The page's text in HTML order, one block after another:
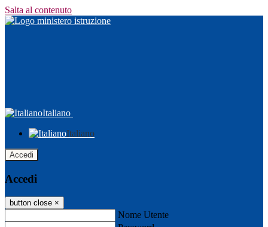
Salta al contenuto
Italiano
Italiano
Accedi
Accedi
button close ×
Nome Utente